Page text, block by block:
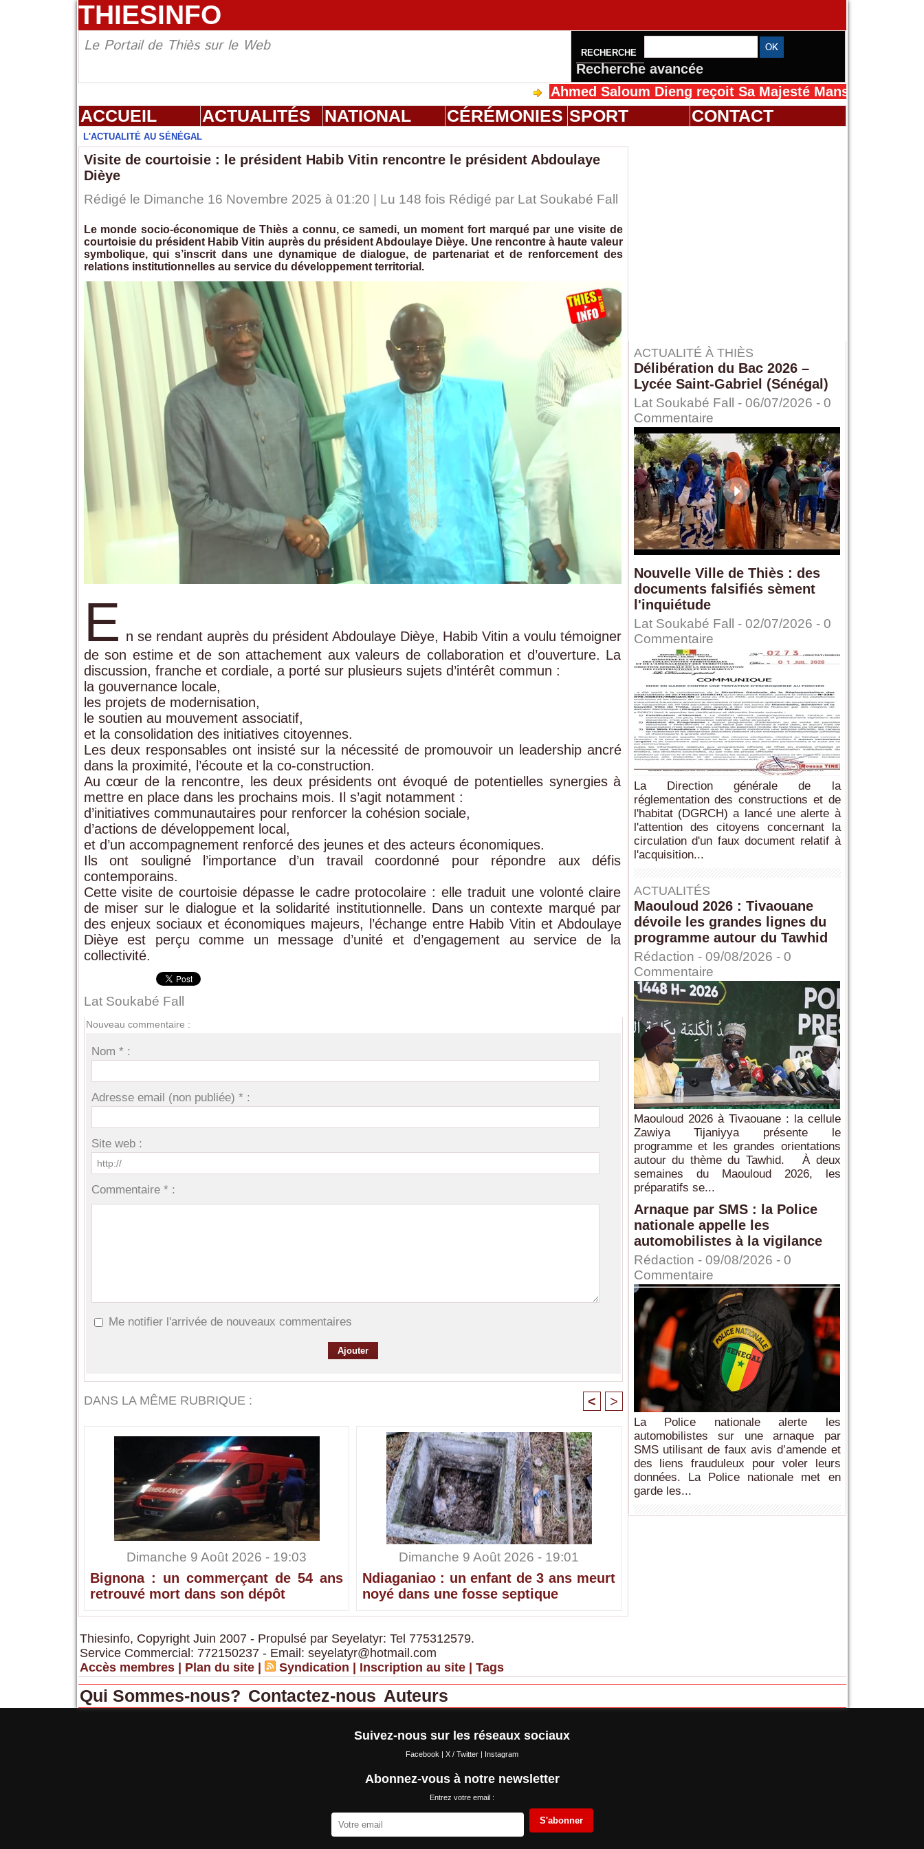
THIESINFO
Le Portail de Thiès sur le Web RECHERCHE
Recherche avancée
Ahmed Saloum Dieng reçoit Sa Majesté Mansah Cissé au
ACCUEIL ACTUALITÉS NATIONAL CÉRÉMONIES SPORT CONTACT
L'ACTUALITÉ AU SÉNÉGAL
Visite de courtoisie : le président Habib Vitin rencontre le président Abdoulaye
Dièye
Rédigé le Dimanche 16 Novembre 2025 à 01:20 | Lu 148 fois Rédigé par Lat Soukabé Fall
Le monde socio-économique de Thiès a connu, ce samedi, un moment fort marqué par une visite de
courtoisie du président Habib Vitin auprès du président Abdoulaye Dièye. Une rencontre à haute valeur
symbolique, qui s’inscrit dans une dynamique de dialogue, de partenariat et de renforcement des
relations institutionnelles au service du développement territorial.
E n se rendant auprès du président Abdoulaye Dièye, Habib Vitin a voulu témoigner
de son estime et de son attachement aux valeurs de collaboration et d’ouverture. La
discussion, franche et cordiale, a porté sur plusieurs sujets d’intérêt commun :
la gouvernance locale,
​les projets de modernisation,
le soutien au mouvement associatif,
et la consolidation des initiatives citoyennes.
Les deux responsables ont insisté sur la nécessité de promouvoir un leadership ancré
dans la proximité, l’écoute et la co-construction.
Au cœur de la rencontre, les deux présidents ont évoqué de potentielles synergies à
mettre en place dans les prochains mois. Il s’agit notamment :
d’initiatives communautaires pour renforcer la cohésion sociale,
​d’actions de développement local,
et d’un accompagnement renforcé des jeunes et des acteurs économiques.
Ils ont souligné l’importance d’un travail coordonné pour répondre aux défis
contemporains.
Cette visite de courtoisie dépasse le cadre protocolaire : elle traduit une volonté claire
de miser sur le dialogue et la solidarité institutionnelle. Dans un contexte marqué par
des enjeux sociaux et économiques majeurs, l’échange entre Habib Vitin et Abdoulaye
Dièye est perçu comme un message d’unité et d’engagement au service de la
collectivité.
Lat Soukabé Fall
Nouveau commentaire :
Nom * :
Adresse email (non publiée) * :
Site web :
Commentaire * :
Me notifier l'arrivée de nouveaux commentaires
DANS LA MÊME RUBRIQUE : < >
Dimanche 9 Août 2026 - 19:03
Bignona : un commerçant de 54 ans
retrouvé mort dans son dépôt
Dimanche 9 Août 2026 - 19:01
Ndiaganiao : un enfant de 3 ans meurt
noyé dans une fosse septique
ACTUALITÉ À THIÈS
Délibération du Bac 2026 –
Lycée Saint-Gabriel (Sénégal)
Lat Soukabé Fall - 06/07/2026 - 0
Commentaire
Nouvelle Ville de Thiès : des
documents falsifiés sèment
l'inquiétude
Lat Soukabé Fall - 02/07/2026 - 0
Commentaire
La Direction générale de la
réglementation des constructions et de
l'habitat (DGRCH) a lancé une alerte à
l'attention des citoyens concernant la
circulation d'un faux document relatif à
l'acquisition...
ACTUALITÉS
Maouloud 2026 : Tivaouane
dévoile les grandes lignes du
programme autour du Tawhid
Rédaction - 09/08/2026 - 0
Commentaire
Maouloud 2026 à Tivaouane : la cellule
Zawiya Tijaniyya présente le
programme et les grandes orientations
autour du thème du Tawhid. À deux
semaines du Maouloud 2026, les
préparatifs se...
Arnaque par SMS : la Police
nationale appelle les
automobilistes à la vigilance
Rédaction - 09/08/2026 - 0
Commentaire
La Police nationale alerte les
automobilistes sur une arnaque par
SMS utilisant de faux avis d’amende et
des liens frauduleux pour voler leurs
données. La Police nationale met en
garde les...
Thiesinfo, Copyright Juin 2007 - Propulsé par Seyelatyr: Tel 775312579.
Service Commercial: 772150237 - Email: seyelatyr@hotmail.com
Accès membres | Plan du site | Syndication | Inscription au site | Tags
Qui Sommes-nous? Contactez-nous Auteurs
Suivez-nous sur les réseaux sociaux
Facebook | X / Twitter | Instagram
Abonnez-vous à notre newsletter
Entrez votre email :
S'abonner